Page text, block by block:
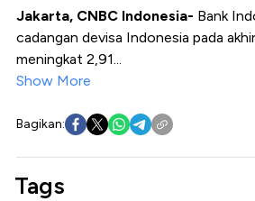
Jakarta, CNBC Indonesia- Bank
cadangan devisa Indonesia pada
meningkat 2,91...
Show More
Bagikan:
Tags